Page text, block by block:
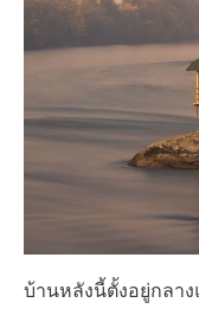
บ้านหลังนี้ตั้งอยู่กลาง